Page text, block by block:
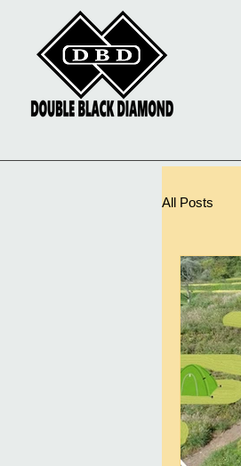
All Posts